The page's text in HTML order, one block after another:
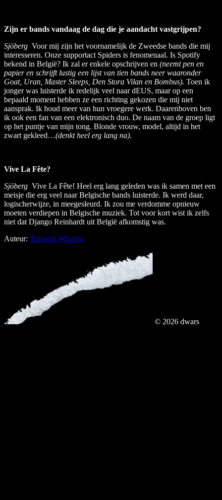
Zijn er bands vandaag de dag die je aandacht vastgrijpen?
Sjöberg Voor mij zijn het voornamelijk de Zweedse bands die mij
interesseren. Onze supportact Spiders is fenomenaal. Is Spotify
bekend in België? Ik zal er enkele opschrijven en (neemt pen en
papier en schrijft lustig een lijst van tien bands neer waaronder
Goat, Uran, Master Sleeps, Den Stora Vilan en Bombus). Toen ik
jonger was luisterde ik redelijk veel naar dEUS, maar op een
bepaald moment hebben ze een richting gekozen die mij niet
aansprak. Ik houd meer van hun vroegere werk. Daarenboven ben
ik ook een fan van een elektronisch duo. De naam van de groep ligt
op het puntje van mijn tong. Blonde vrouw, model, altijd in het
zwart gekleed…(denkt heel erg lang na).
Vive La Fête?
Sjöberg Vive La Fête! Heel erg lang geleden was ik samen met een
meisje die erg veel naar Belgische bands luisterde. Ik werd daar,
logischerwijze, in meegesleurd. Ik zou me verdomme opnieuw
moeten verdiepen in Belgische muziek. Tot voor kort wist ik zelfs
niet dat Django Reinhardt uit België afkomstig was.
Auteur: Thibault Winants
© 2026 dwars